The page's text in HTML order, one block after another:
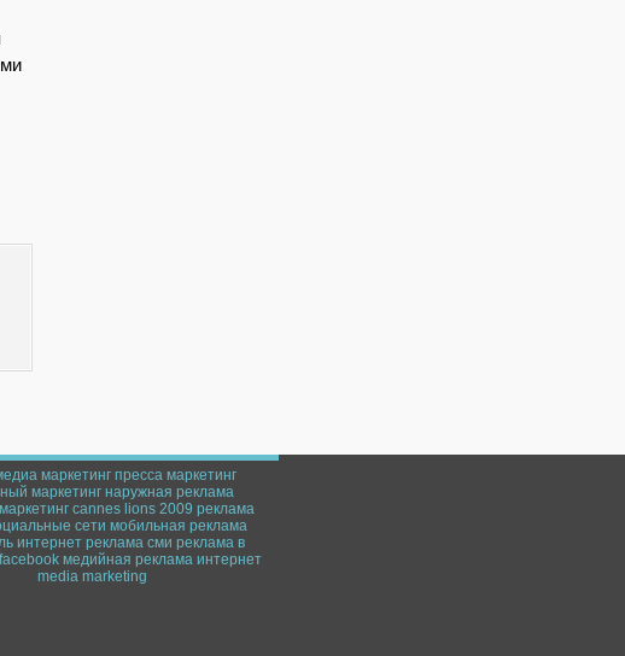
маркетинг пресса маркетинг
маркетинг наружная реклама
cannes lions 2009 реклама
сети мобильная реклама
интернет реклама сми реклама в
facebook медийная реклама интернет
media marketing